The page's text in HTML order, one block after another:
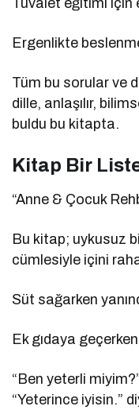
Ergenlikte
Tüm bu sorular ve
dille, anlaşılır,
buldu bu kitapta.
Kitap Bir
“Anne & Çocuk
Bu kitap; uykusuz
cümlesiyle içini
Süt sağarken
Ek gıdaya
“Ben yeterli
“Yeterince iyisin.”